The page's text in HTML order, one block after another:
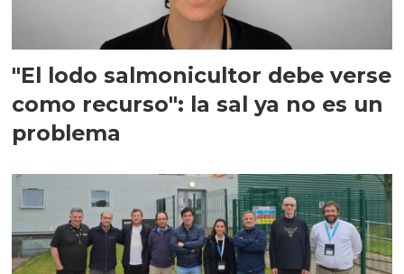
"El lodo salmonicultor debe verse
como recurso": la sal ya no es un
problema